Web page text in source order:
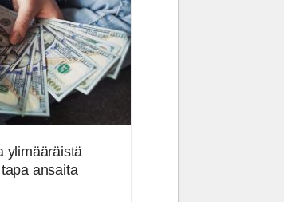
ylimääräistä
ansaita